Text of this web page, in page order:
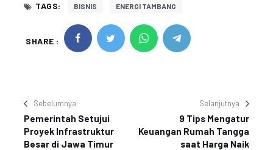
TAGS: BISNIS ENERGI TAMBANG
SHARE :
Sebelumnya
Pemerintah Setujui
Proyek Infrastruktur
Besar di Jawa Timur
Selanjutnya
9 Tips Mengatur
Keuangan Rumah Tangga
saat Harga Naik